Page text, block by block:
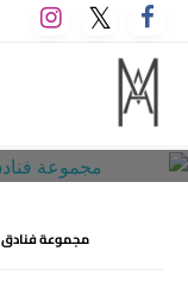
التخطي
إلى
المحتوى
M A hotels | إم ايه هوتيلز
الموقع الأول
مجموعة فنادق